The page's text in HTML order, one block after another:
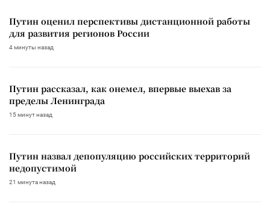
Путин оценил перспективы дистанционной работы
для развития регионов России
4 минуты назад
Путин рассказал, как онемел, впервые выехав за
пределы Ленинграда
15 минут назад
Путин назвал депопуляцию российских территорий
недопустимой
21 минута назад